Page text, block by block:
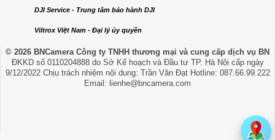
DJI Service - Trung tâm bảo hành DJI
Viltrox Việt Nam - Đại lý ủy quyền
© 2026 BNCamera Công ty TNHH thương mại và cung cấp dịch vụ BN
ĐKKD số 0110204888 do Sở Kế hoạch và Đầu tư TP. Hà Nội cấp ngày
9/12/2022 Chịu trách nhiệm nội dung: Trần Văn Đạt Hotline: 087.66.99.222
Email: lienhe@bncamera.com